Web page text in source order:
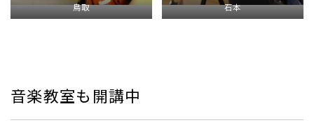
鳥取 石本
音楽教室も開講中